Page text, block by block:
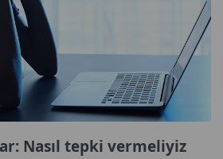
Nasıl tepki vermeliyiz